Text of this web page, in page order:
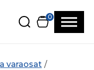
0
varaosat